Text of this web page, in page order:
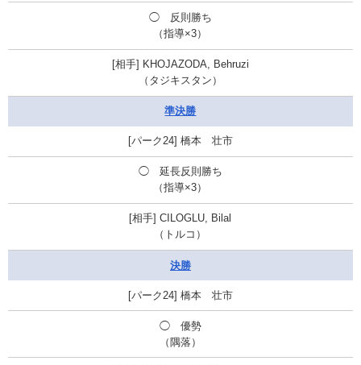
◯ 反則勝ち
（指導×3）
KHOJAZODA, Behruzi
（タジキスタン）
準決勝
橋本 壮市
◯ 延長反則勝ち
（指導×3）
CILOGLU, Bilal
（トルコ）
決勝
橋本 壮市
◯ 優勢
（隅落）